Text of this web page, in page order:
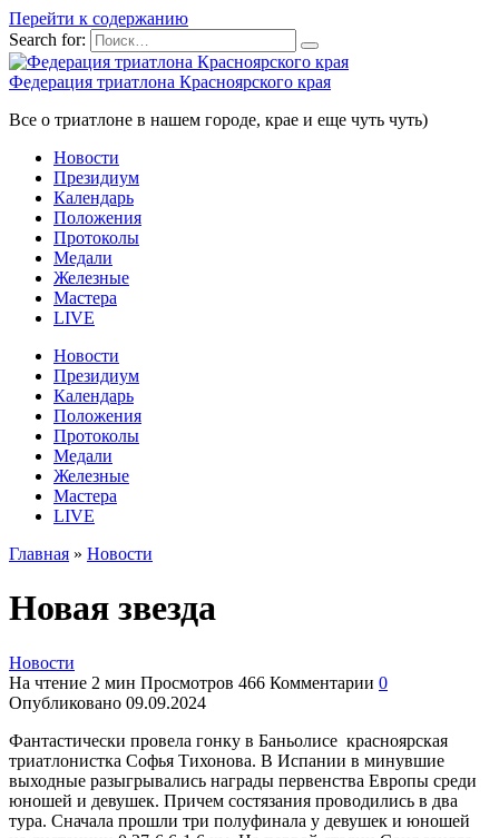
Перейти к содержанию
Search for:
Федерация триатлона Красноярского края
Все о триатлоне в нашем городе, крае и еще чуть чуть)
Новости
Президиум
Календарь
Положения
Протоколы
Медали
Железные
Мастера
LIVE
Новости
Президиум
Календарь
Положения
Протоколы
Медали
Железные
Мастера
LIVE
Главная » Новости
Новая звезда
Новости
На чтение 2 мин Просмотров 466 Комментарии 0
Опубликовано 09.09.2024
Фантастически провела гонку в Баньолисе красноярская
триатлонистка Софья Тихонова. В Испании в минувшие
выходные разыгрывались награды первенства Европы среди
юношей и девушек. Причем состязания проводились в два
тура. Сначала прошли три полуфинала у девушек и юношей